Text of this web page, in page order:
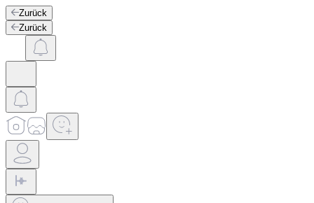
Zurück
Zurück